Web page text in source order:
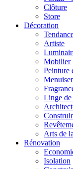
Clôture
Store
Décoration
Artiste
Mobilier
Peinture
Linge de
Arts de
Rénovation
Isolation